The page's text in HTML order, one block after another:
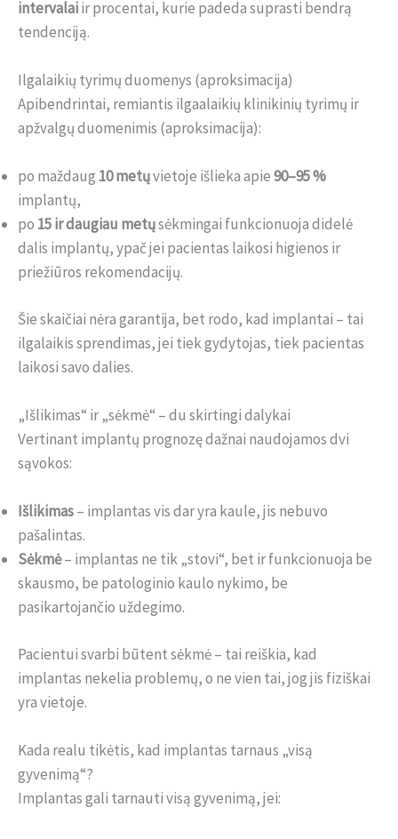
intervalaiir procentai, kurie padeda suprasti bendrą
tendenciją.
Ilgalaikių tyrimų duomenys (aproksimacija)
Apibendrintai, remiantis ilgaalaikių klinikinių tyrimų ir
apžvalgų duomenimis (aproksimacija):
po maždaug 10 metųvietoje išlieka apie90–95 %
implantų,
po 15 ir daugiau metųsėkmingai funkcionuoja didelė
dalis implantų, ypač jei pacientas laikosi higienos ir
priežiūros rekomendacijų.
Šie skaičiai nėra garantija, bet rodo, kad implantai – tai
ilgalaikis sprendimas, jei tiek gydytojas, tiek pacientas
laikosi savo dalies.
„Išlikimas“ ir „sėkmė“ – du skirtingi dalykai
Vertinant implantų prognozę dažnai naudojamos dvi
sąvokos:
Išlikimas– implantas vis dar yra kaule, jis nebuvo
pašalintas.
Sėkmė– implantas ne tik „stovi“, bet ir funkcionuoja be
skausmo, be patologinio kaulo nykimo, be
pasikartojančio uždegimo.
Pacientui svarbi būtent sėkmė – tai reiškia, kad
implantas nekelia problemų, o ne vien tai, jog jis fiziškai
yra vietoje.
Kada realu tikėtis, kad implantas tarnaus „visą
gyvenimą“?
Implantas gali tarnauti visą gyvenimą, jei: